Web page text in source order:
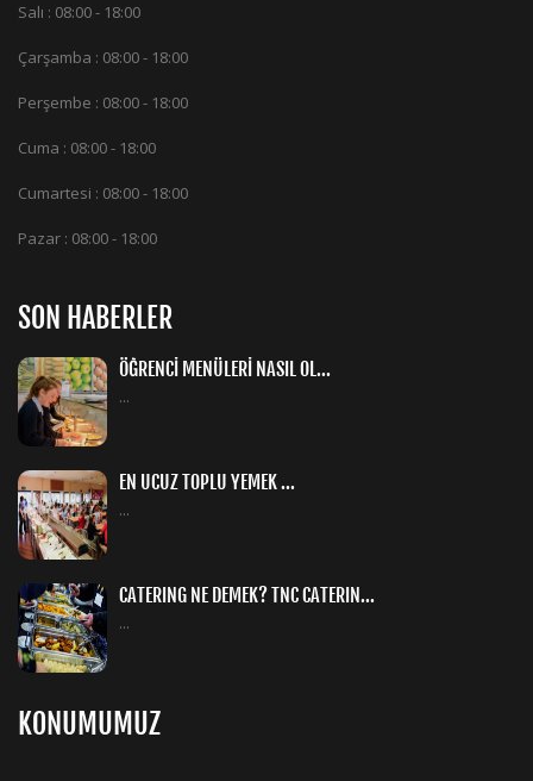
Salı : 08:00 - 18:00
Çarşamba : 08:00 - 18:00
Perşembe : 08:00 - 18:00
Cuma : 08:00 - 18:00
Cumartesi : 08:00 - 18:00
Pazar : 08:00 - 18:00
SON HABERLER
ÖĞRENCİ MENÜLERİ NASIL OL...
...
EN UCUZ TOPLU YEMEK ...
...
CATERING NE DEMEK? TNC CATERIN...
...
KONUMUMUZ